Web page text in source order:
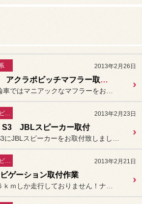
2013年2月26日
GOLF６ アクラポビッチマフラー取付け
カーAV・ナビ／セキュリティー 2013年2月23日
S3 JBLスピーカー取付
カーAV・ナビ／セキュリティー 2013年2月21日
ゲーション取付作業